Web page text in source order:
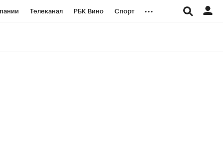
Телеканал РБК Вино Спорт ...